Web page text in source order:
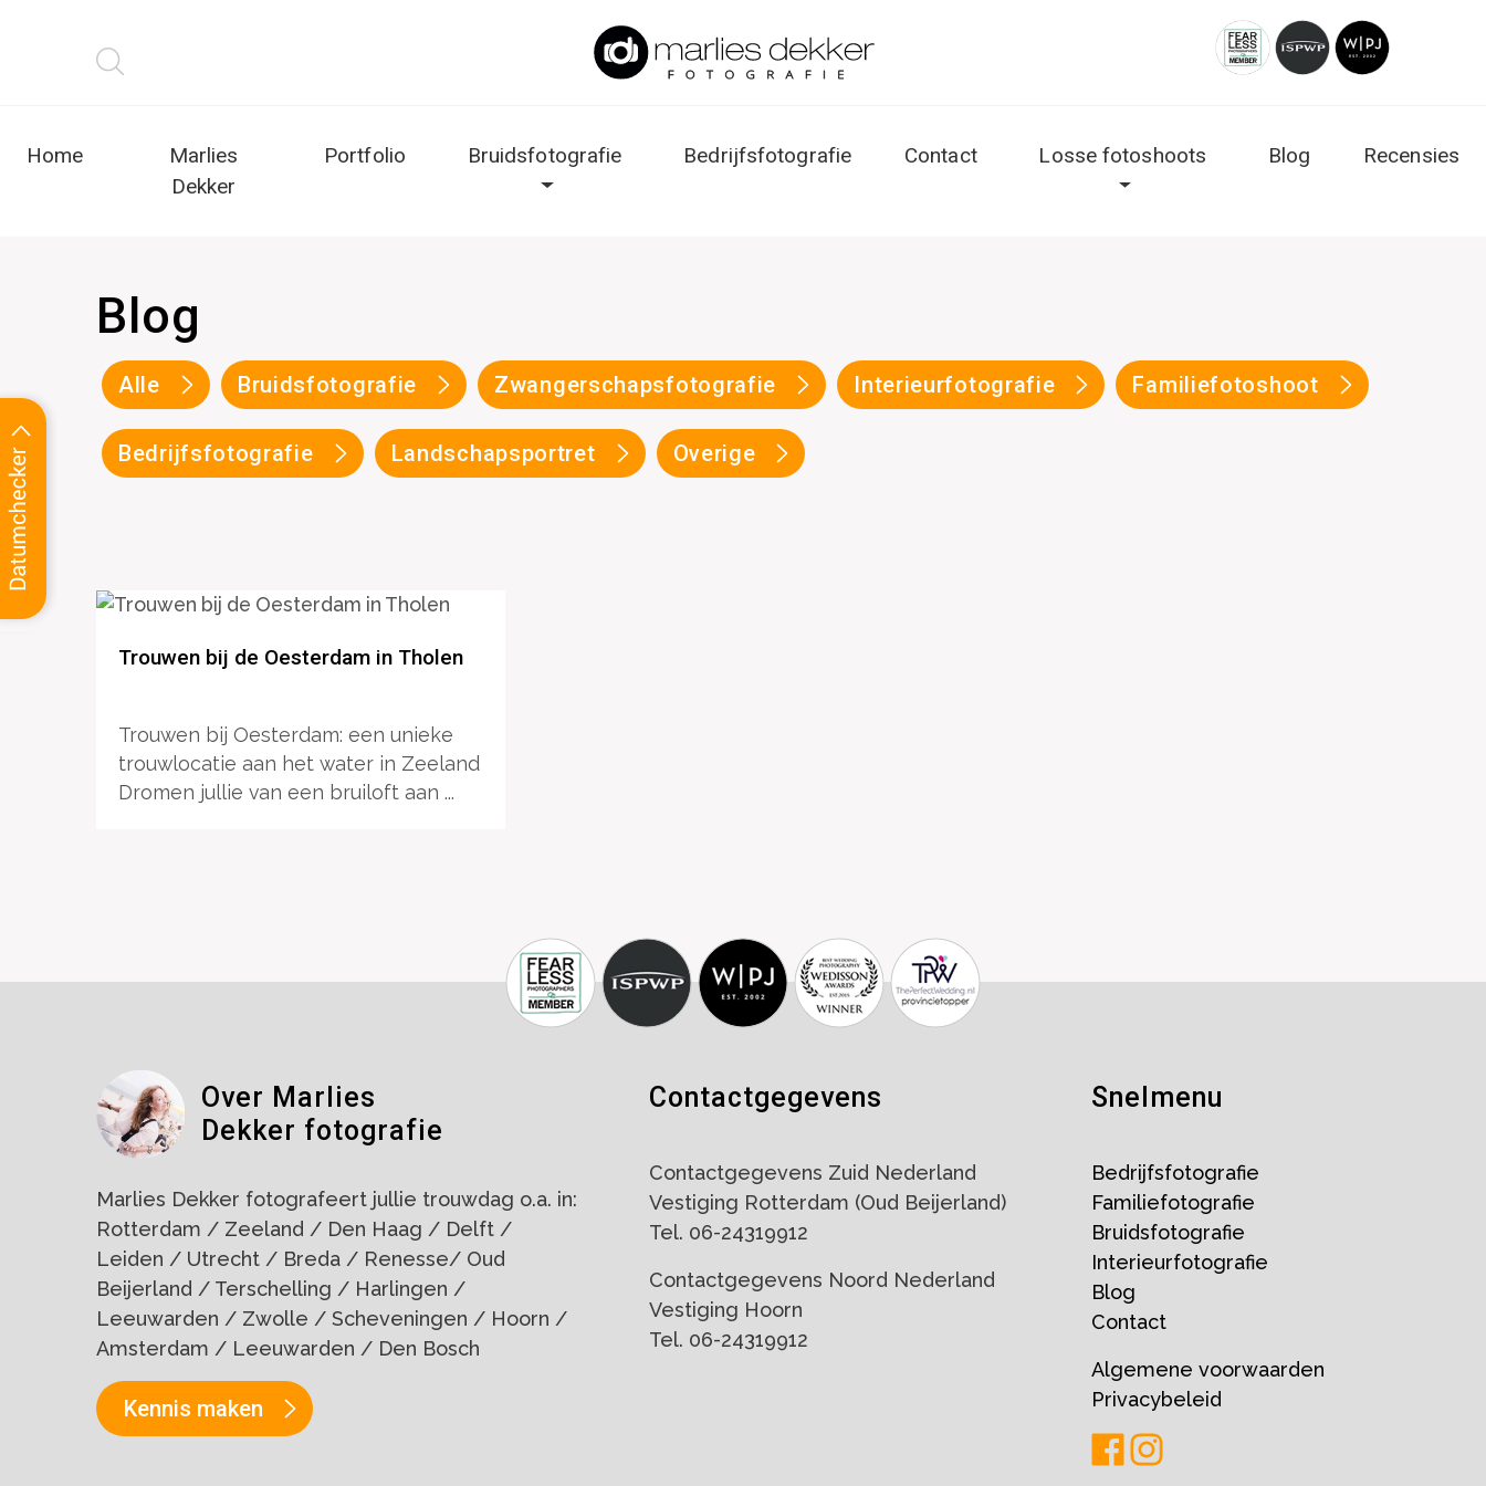
Home
Marlies
Dekker
Portfolio Bruidsfotografie Bedrijfsfotografie Contact Losse fotoshoots Blog Recensies
Blog
Alle Bruidsfotografie Zwangerschapsfotografie Interieurfotografie Familiefotoshoot
Bedrijfsfotografie Landschapsportret Overige
Trouwen bij de Oesterdam in Tholen
Trouwen bij Oesterdam: een unieke
trouwlocatie aan het water in Zeeland
Dromen jullie van een bruiloft aan ...
Over Marlies
Dekker fotografie
Marlies Dekker fotografeert jullie trouwdag o.a. in:
Rotterdam / Zeeland / Den Haag / Delft /
Leiden / Utrecht / Breda / Renesse/ Oud
Beijerland / Terschelling / Harlingen /
Leeuwarden / Zwolle / Scheveningen / Hoorn /
Amsterdam / Leeuwarden / Den Bosch
Kennis maken
Contactgegevens
Contactgegevens Zuid Nederland
Vestiging Rotterdam (Oud Beijerland)
Tel. 06-24319912
Contactgegevens Noord Nederland
Vestiging Hoorn
Tel. 06-24319912
Snelmenu
Bedrijfsfotografie
Familiefotografie
Bruidsfotografie
Interieurfotografie
Blog
Contact
Algemene voorwaarden
Privacybeleid